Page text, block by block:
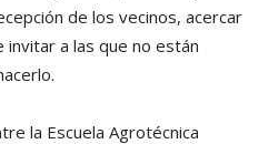
de los vecinos, acercar
invitar a las que no están
la Escuela Agrotécnica